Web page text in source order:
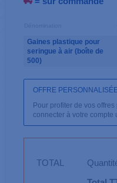
Gaines plastique pour
seringue à air (boîte de
500)
OFFRE
Pour profiter de vos
connecter à votre compte
TOTAL